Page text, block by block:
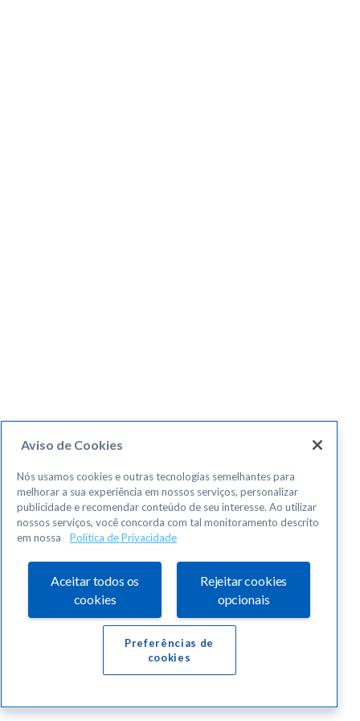
Aviso de Cookies
Nós usamos cookies e outras tecnologias semelhantes para
melhorar a sua experiência em nossos serviços, personalizar
publicidade e recomendar conteúdo de seu interesse. Ao utilizar
nossos serviços, você concorda com tal monitoramento descrito
em nossa
Política de Privacidade
Aceitar todos os
cookies
Rejeitar cookies
opcionais
Preferências de
cookies